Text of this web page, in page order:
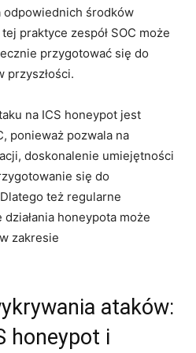
odpowiednich ⁤środków
praktyce zespół SOC może
przygotować ‍się do
przyszłości.
na ICS honeypot jest
ponieważ pozwala na
doskonalenie umiejętności
się ⁤do⁢
też regularne
honeypota może
zakresie
ataków:
honeypot i